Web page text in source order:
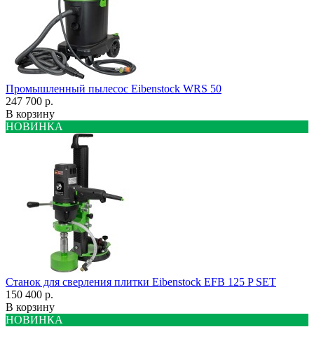
Промышленный пылесос Eibenstock WRS 50
247 700 р.
В корзину
НОВИНКА
Станок для сверления плитки Eibenstock EFB 125 P SET
150 400 р.
В корзину
НОВИНКА